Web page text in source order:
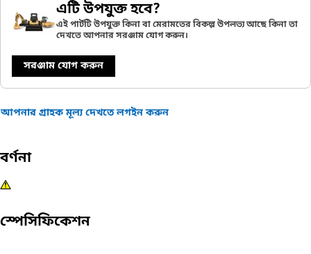
এটি উপযুক্ত হবে?
এই পার্টটি উপযুক্ত কিনা বা মেরামতের বিকল্প উপলভ্য আছে কিনা তা
দেখতে আপনার সরঞ্জাম যোগ করুন।
সরঞ্জাম যোগ করুন
আপনার গ্রাহক মূল্য দেখতে লগইন করুন
বর্ণনা
স্পেসিফিকেশন